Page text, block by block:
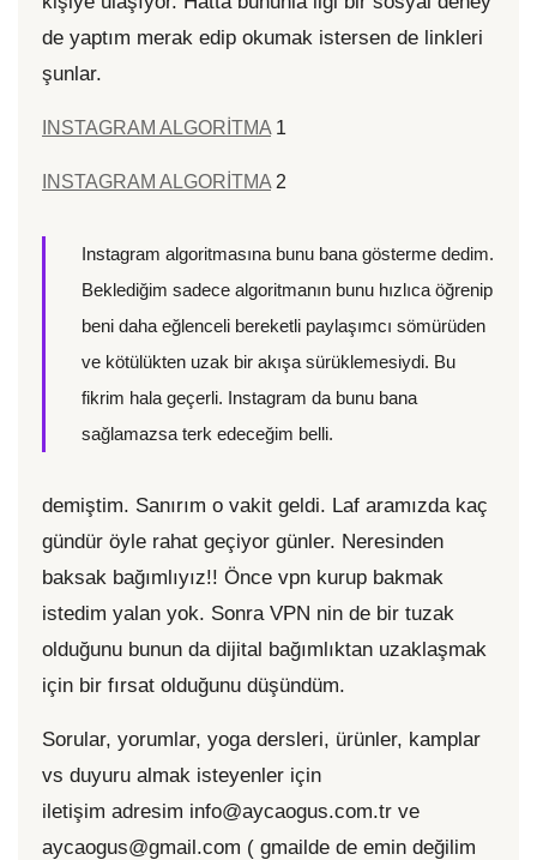
de yaptım merak edip okumak istersen de linkleri
şunlar.
INSTAGRAM ALGORİTMA 1
INSTAGRAM ALGORİTMA 2
Instagram algoritmasına bunu bana gösterme dedim.
Beklediğim sadece algoritmanın bunu hızlıca öğrenip
beni daha eğlenceli bereketli paylaşımcı sömürüden
ve kötülükten uzak bir akışa sürüklemesiydi. Bu
fikrim hala geçerli. Instagram da bunu bana
sağlamazsa terk edeceğim belli.
demiştim. Sanırım o vakit geldi. Laf aramızda kaç
gündür öyle rahat geçiyor günler. Neresinden
baksak bağımlıyız!! Önce vpn kurup bakmak
istedim yalan yok. Sonra VPN nin de bir tuzak
olduğunu bunun da dijital bağımlıktan uzaklaşmak
için bir fırsat olduğunu düşündüm.
Sorular, yorumlar, yoga dersleri, ürünler, kamplar
vs duyuru almak isteyenler için
iletişim adresim info@aycaogus.com.tr ve
aycaogus@gmail.com ( gmailde de emin değilim